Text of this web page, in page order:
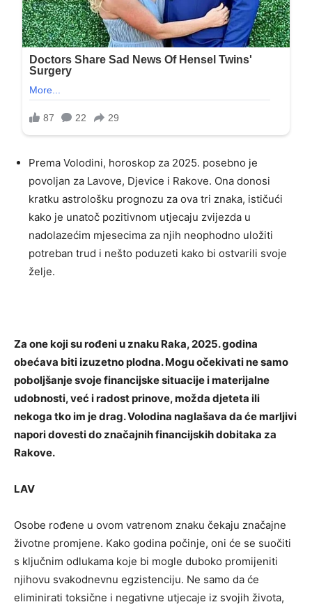
Prema Volodini, horoskop za 2025. posebno je
povoljan za Lavove, Djevice i Rakove. Ona donosi
kratku astrološku prognozu za ova tri znaka, ističući
kako je unatoč pozitivnom utjecaju zvijezda u
nadolazećim mjesecima za njih neophodno uložiti
potreban trud i nešto poduzeti kako bi ostvarili svoje
želje.
Za one koji su rođeni u znaku Raka, 2025. godina
obećava biti izuzetno plodna. Mogu očekivati ​​ne samo
poboljšanje svoje financijske situacije i materijalne
udobnosti, već i radost prinove, možda djeteta ili
nekoga tko im je drag. Volodina naglašava da će marljivi
napori dovesti do značajnih financijskih dobitaka za
Rakove.
LAV
Osobe rođene u ovom vatrenom znaku čekaju značajne
životne promjene. Kako godina počinje, oni će se suočiti
s ključnim odlukama koje bi mogle duboko promijeniti
njihovu svakodnevnu egzistenciju. Ne samo da će
eliminirati toksične i negativne utjecaje iz svojih života,